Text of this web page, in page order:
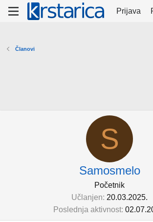
Prijava
Članovi
S
Samosmelo
Početnik
Učlanjen 20.03.2025.
Poslednja aktivnost